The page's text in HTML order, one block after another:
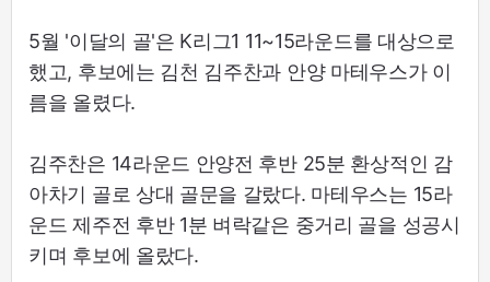
5월 '이달의 골'은 K리그1 11~15라운드를 대상으로
했고, 후보에는 김천 김주찬과 안양 마테우스가 이
름을 올렸다.
김주찬은 14라운드 안양전 후반 25분 환상적인 감
아차기 골로 상대 골문을 갈랐다. 마테우스는 15라
운드 제주전 후반 1분 벼락같은 중거리 골을 성공시
키며 후보에 올랐다.